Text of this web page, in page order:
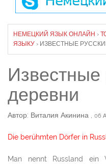
НЕМЕЦКИЙ ЯЗЫК ОНЛАЙН ›
ЯЗЫКУ › ИЗВЕСТНЫЕ
Известные
деревни
Автор: Виталия Акинина , 06
Die berühmten Dörfer in
Man nennt Russland ein